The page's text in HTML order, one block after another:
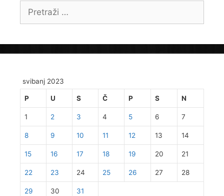
Pretraži:
svibanj 2023
P U S Č P S N
1 2 3 4 5 6 7
8 9 10 11 12 13 14
15 16 17 18 19 20 21
22 23 24 25 26 27 28
29 30 31